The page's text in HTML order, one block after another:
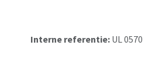
Interne referentie: UL 0570